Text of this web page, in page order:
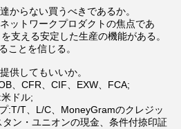
からない買うべきであるか。
ットワークプロダクトの焦点であ
支える安定した生産の機能がある。
ことを信じる。
供してもいいか。
、CFR、CIF、EXW、FCA;
ドル;
:T/T、L/C、MoneyGramのクレジッ
タン・ユニオンの現金、条件付捺印証